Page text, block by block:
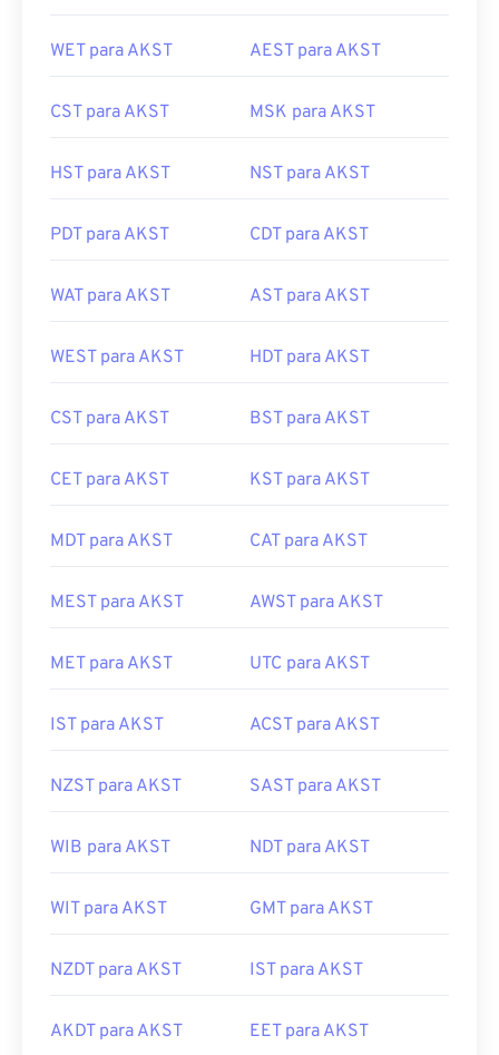
WET para AKST AEST para AKST
CST para AKST MSK para AKST
HST para AKST NST para AKST
PDT para AKST CDT para AKST
WAT para AKST AST para AKST
WEST para AKST HDT para AKST
CST para AKST BST para AKST
CET para AKST KST para AKST
MDT para AKST CAT para AKST
MEST para AKST AWST para AKST
MET para AKST UTC para AKST
IST para AKST ACST para AKST
NZST para AKST SAST para AKST
WIB para AKST NDT para AKST
WIT para AKST GMT para AKST
NZDT para AKST IST para AKST
AKDT para AKST EET para AKST